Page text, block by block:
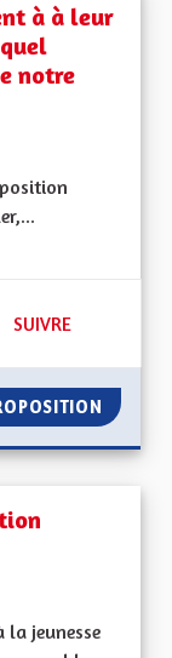
à à leur
notre
publics en
49 ABONNÉS
SUIVRE
JE
la jeunesse